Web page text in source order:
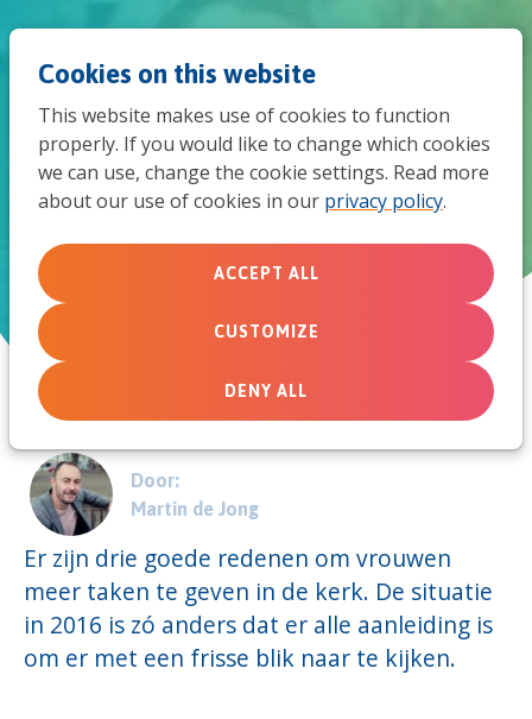
Cookies on this website
This website makes use of cookies to function
properly. If you would like to change which cookies
we can use, change the cookie settings. Read more
about our use of cookies in our privacy policy.
ACCEPT ALL
CUSTOMIZE
DENY ALL
Ruim baan voor vrouwen in
kerk
July 28, 2016
Door:
Martin de Jong
Er zijn drie goede redenen om vrouwen
meer taken te geven in de kerk. De situatie
in 2016 is zó anders dat er alle aanleiding is
om er met een frisse blik naar te kijken.